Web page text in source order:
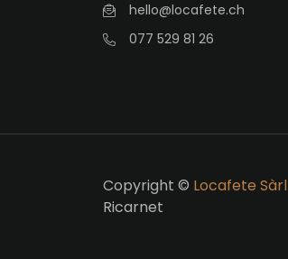
hello@locafete.ch
077 529 81 26
Copyright © Locafete Sàrl
Ricarnet